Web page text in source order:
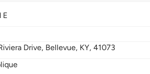
E
Drive, Bellevue, KY,41073